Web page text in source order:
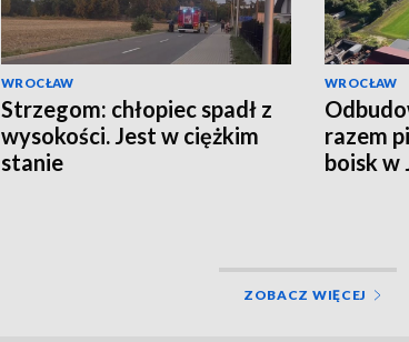
WROCŁAW
Strzegom: chłopiec spadł z
wysokości. Jest w ciężkim
stanie
WROCŁAW
razem
boisk w
ZOBACZ WIĘCEJ